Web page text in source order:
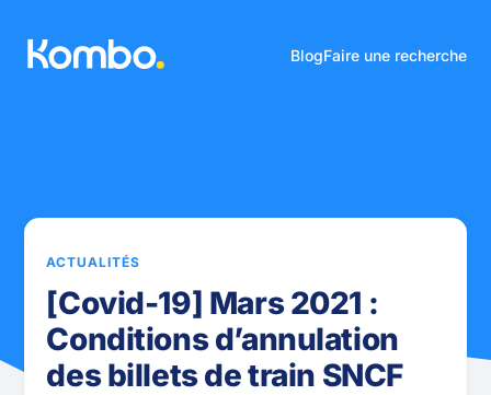
BlogFaire une recherche
ACTUALITÉS
[Covid-19] Mars 2021 :
Conditions d’annulation
des billets de train SNCF